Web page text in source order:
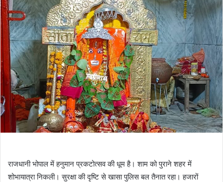
राजधानी भोपाल में हनुमान प्रकटोत्सव की धूम है। शाम को पुराने शहर में
शोभायात्रा निकली। सुरक्षा की दृष्टि से खासा पुलिस बल तैनात रहा। हजारों